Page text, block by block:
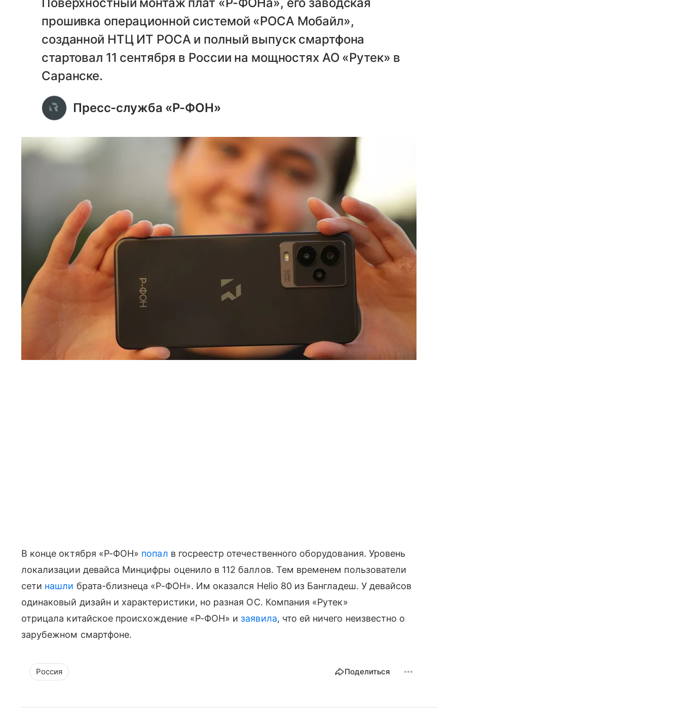
прошивка операционной системой «РОСА Мобайл»,
созданной НТЦ ИТ РОСА и полный выпуск смартфона
стартовал 11 сентября в России на мощностях АО «Рутек» в
Саранске.
Пресс-служба «Р-ФОН»
В конце октября «Р-ФОН» попал в госреестр отечественного оборудования. Уровень
локализации девайса Минцифры оценило в 112 баллов. Тем временем пользователи
сети нашли брата-близнеца «Р-ФОН». Им оказался Helio 80 из Бангладеш. У девайсов
одинаковый дизайн и характеристики, но разная ОС. Компания «Рутек»
отрицала китайское происхождение «Р-ФОН» и заявила, что ей ничего неизвестно о
зарубежном смартфоне.
Россия Поделиться